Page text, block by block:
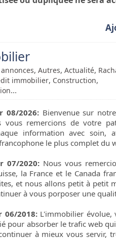
, Autres, Actualité,
immobilier, Construction,
...
08/2026: Bienvenue sur
vous remercions de votre
information avec soin,
le plus complet du
07/2020:Nous vous
la France et le Canada
et nous allons petit à petit
à vous porposer une
06/2018:L'immobilier évolue,
pour absorber le trafic web
à mieux vous servir,